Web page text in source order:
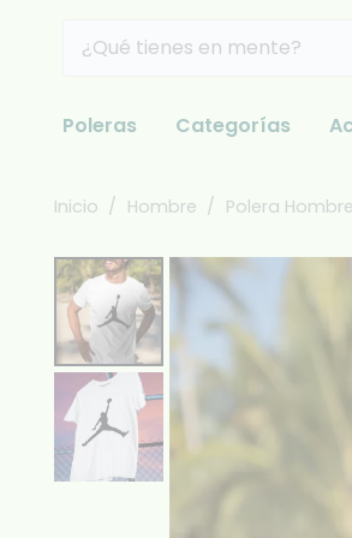
Poleras Categorías
Inicio / Hombre / Polera